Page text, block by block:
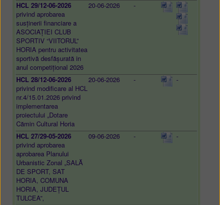
HCL 29/12-06-2026
privind aprobarea
susținerii financiare a
ASOCIAȚIEI CLUB
SPORTIV “VIITORUL”
HORIA pentru activitatea
sportivă desfășurată in
anul competițional 2026
20-06-2026 -
HCL 28/12-06-2026
privind modificare al HCL
nr.4/15.01.2026 privind
implementarea
proiectului „Dotare
Cămin Cultural Horia
20-06-2026 - -
HCL 27/29-05-2026
privind aprobarea
aprobarea Planului
Urbanistic Zonal „SALĂ
DE SPORT, SAT
HORIA, COMUNA
HORIA, JUDEȚUL
TULCEA”,
09-06-2026 - -